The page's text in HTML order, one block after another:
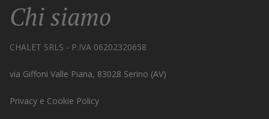
Chi siamo
CHALET SRLS - P.IVA 06202320658
via Giffoni Valle Piana, 83028 Serino (AV)
Privacy e Cookie Policy